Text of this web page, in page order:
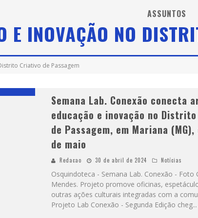
G
ALERIA MURILO CASTRO PROMOVE CURSO SOBRE A HISTÓRIA DA ARTE BRASILEIRA, DO MODERNISMO À PRODUÇÃO CONTEMPORÂNEA
ASSUNTOS
E INOVAÇÃO NO
Criativo de Passagem
Semana Lab. Conexão conecta
educação e inovação no
de Passagem, em Mariana (MG),
de maio
Redacao 30 de abril de 2024 Notícias
Osquindoteca - Semana Lab. Conexão - Foto
Mendes. Projeto promove oficinas,
outras ações culturais integradas com a
Projeto Lab Conexão - Segunda Edição cheg...